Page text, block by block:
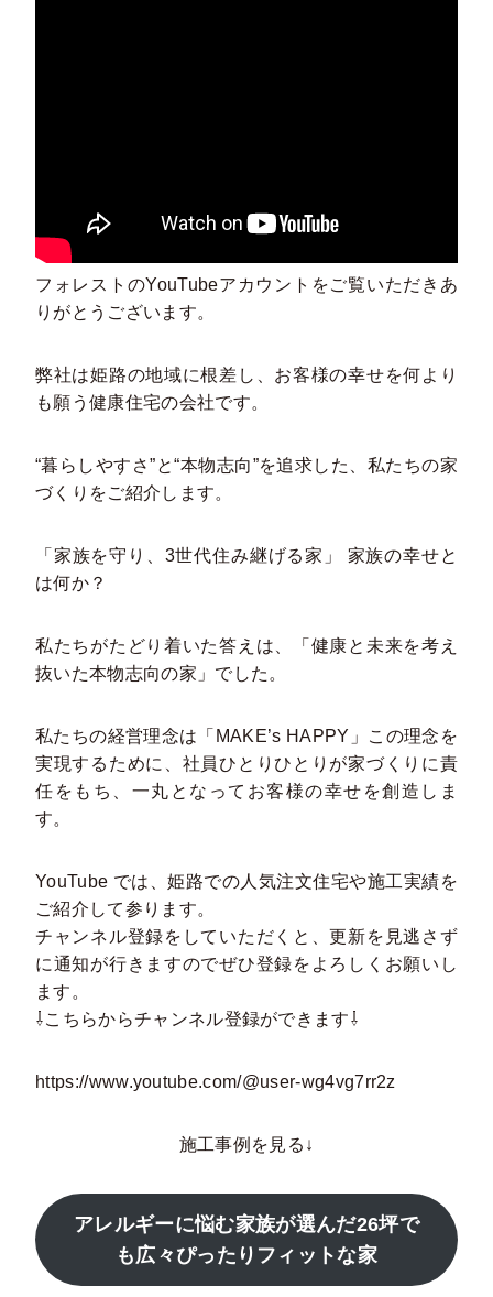
フォレストのYouTubeアカウントをご覧いただきあ
りがとうございます。
弊社は姫路の地域に根差し、お客様の幸せを何より
も願う健康住宅の会社です。
“暮らしやすさ”と“本物志向”を追求した、私たちの家
づくりをご紹介します。
「家族を守り、3世代住み継げる家」 家族の幸せと
は何か？
私たちがたどり着いた答えは、「健康と未来を考え
抜いた本物志向の家」でした。
私たちの経営理念は「MAKE’s HAPPY」この理念を
実現するために、社員ひとりひとりが家づくりに責
任をもち、一丸となってお客様の幸せを創造しま
す。
YouTube では、姫路での⼈気注⽂住宅や施⼯実績を
ご紹介して参ります。
チャンネル登録をしていただくと、更新を⾒逃さず
に通知が⾏きますのでぜひ登録をよろしくお願いし
ます。
⇩こちらからチャンネル登録ができます⇩
https://www.youtube.com/@user-wg4vg7rr2z
施工事例を見る↓
アレルギーに悩む家族が選んだ26坪で
も広々ぴったりフィットな家